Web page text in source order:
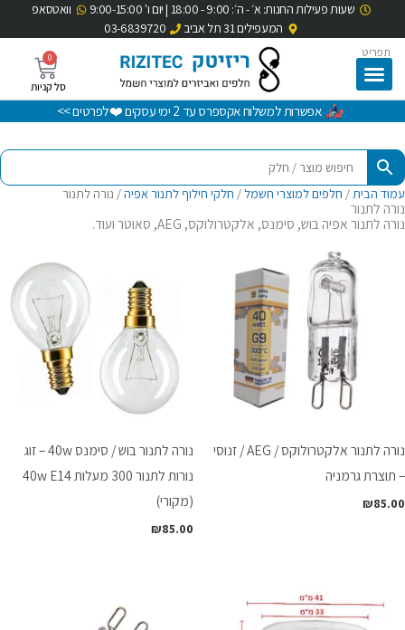
לתוכן
שעות פעילות החנות: א׳ - ה׳: 9:00 - 18:00 | יום ו' 9:00-15:00
וואטסאפ
המעפילים 31 תל אביב
03-6839720
תפריט 0
עגלת
קניות
אפשרות למשלוח אקספרס עד 2 ימי עסקים ❤️לפרטים >>
עמוד הבית / חלפים למוצרי חשמל/ חלקי חילוף לתנור אפיה/ נורה לתנור
נורה לתנור
נורה לתנור אפיה בוש, סימנס, אלקטרולוקס, AEG, סאוטר ועוד.
נורה לתנור אלקטרולוקס / AEG / זנוסי
– תוצרת גרמניה
₪85.00
נורה לתנור בוש / סימנס 40w – זוג
נורות לתנור 300 מעלות 40w E14
(מקורי)
₪85.00